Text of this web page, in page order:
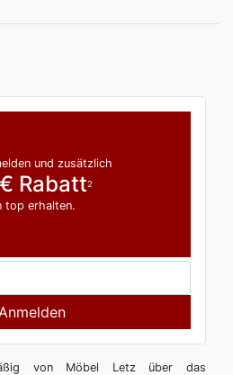
und zusätzlich
Rabatt2
top erhalten.
von Möbel Letz über das